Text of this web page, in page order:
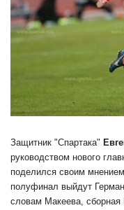
Защитник "Спартака"
руководством нового
поделился своим
полуфинал выйдут
словам Макеева, сборная